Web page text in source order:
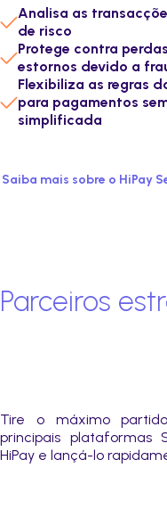
Analisa as
de risco
Protege contra
estornos devido a
Flexibiliza as regras
para pagamentos
simplificada
Saiba mais sobre o HiPay
Parceiros
Tire o máximo
principais
HiPay e lançá-lo